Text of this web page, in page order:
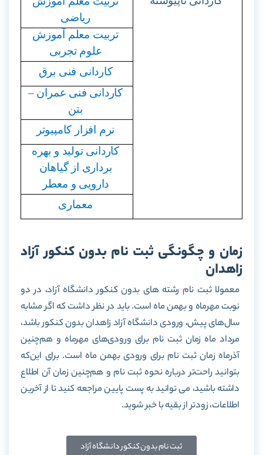
ریاضی
تربیت معلم آموزش
علوم تجربی
کاردانی فنی برق
کاردانی فنی عمران –
بتن
نرم افزار کامپیوتر
کاردانی تولید و بهره
برداری از گیاهان
دارویی و معطر
معماری
زمان و چگونگی ثبت نام بدون کنکور آزاد
زاهدان
معمولا ثبت نام رشته های بدون کنکور دانشگاه آزاد، در دو
نوبت مهرماه و بهمن ماه است. باید در نظر داشت که اگر مشابه
سال‌های پیش، ورودی دانشگاه آزاد زاهدان بدون کنکور باشد،
مرداد ماه زمان ثبت نام برای ورودی‌های مهرماه و هم‌چنین
آذرماه زمان ثبت نام برای ورودی بهمن ماه است. برای این‌که
بتوانید راحت‌تر درباره نحوه ثبت نام و هم‌چنین زمان آن اطلاع
داشته باشید، می توانید به پست پایین مراجعه کنید تا از آخرین
اطلاعات، زودتر از بقیه با خبر شوید.
ثبت نام بدون کنکور دانشگاه آزاد